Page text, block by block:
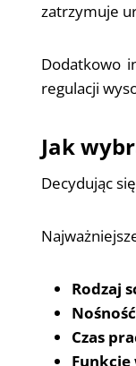
zatrzymuje
Dodatkowo
regulacji
Jak
Decydując
Rodzaj
Czas
Funkcje